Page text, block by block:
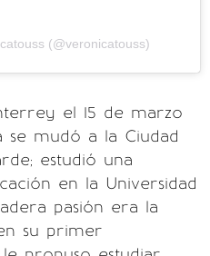
(@veronicatouss)
el 15 de marzo
se mudó a la Ciudad
estudió una
en la Universidad
pasión era la
su primer